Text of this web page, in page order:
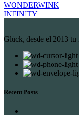
WONDERWINK
INFINITY
Glück, desde el 2013 tu
Recent Posts